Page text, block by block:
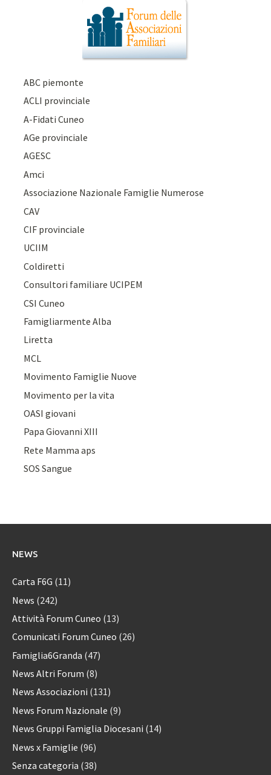
ABC piemonte
ACLI provinciale
A-Fidati Cuneo
AGe provinciale
AGESC
Amci
Associazione Nazionale Famiglie Numerose
CAV
CIF provinciale
UCIIM
Coldiretti
Consultori familiare UCIPEM
CSI Cuneo
Famigliarmente Alba
Liretta
MCL
Movimento Famiglie Nuove
Movimento per la vita
OASI giovani
Papa Giovanni XIII
Rete Mamma aps
SOS Sangue
NEWS
Carta F6G (11)
News (242)
Attività Forum Cuneo (13)
Comunicati Forum Cuneo (26)
Famiglia6Granda (47)
News Altri Forum (8)
News Associazioni (131)
News Forum Nazionale (9)
News Gruppi Famiglia Diocesani (14)
News x Famiglie (96)
Senza categoria (38)